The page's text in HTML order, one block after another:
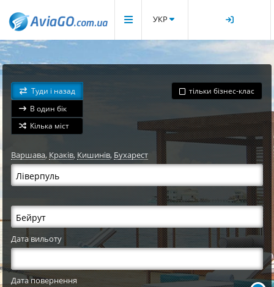
УКР
Туди і назад
В один бік
Кілька міст
тільки бізнес-клас
Варшава,Краків, Кишинів, Бухарест
Дата вильоту
Дата повернення